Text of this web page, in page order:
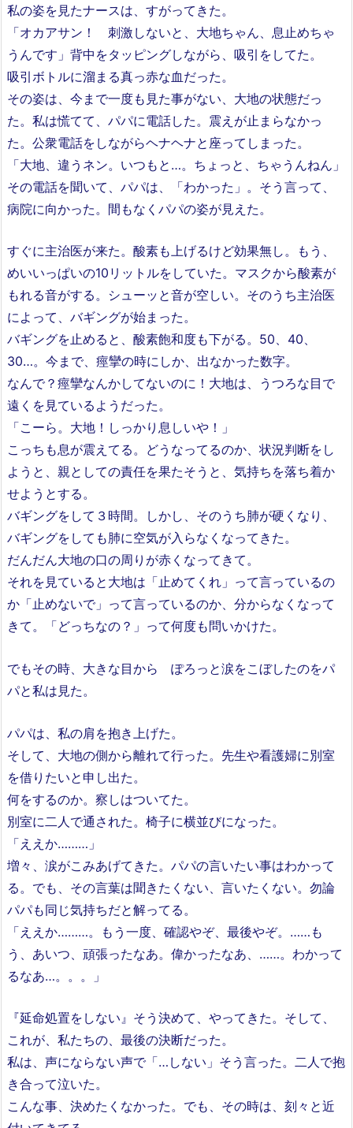
私の姿を見たナースは、すがってきた。
「オカアサン！ 刺激しないと、大地ちゃん、息止めちゃ
うんです」背中をタッピングしながら、吸引をしてた。
吸引ボトルに溜まる真っ赤な血だった。
その姿は、今まで一度も見た事がない、大地の状態だっ
た。私は慌てて、パパに電話した。震えが止まらなかっ
た。公衆電話をしながらヘナヘナと座ってしまった。
「大地、違うネン。いつもと…。ちょっと、ちゃうんねん」
その電話を聞いて、パパは、「わかった」。そう言って、
病院に向かった。間もなくパパの姿が見えた。
すぐに主治医が来た。酸素も上げるけど効果無し。もう、
めいいっぱいの10リットルをしていた。マスクから酸素が
もれる音がする。シューッと音が空しい。そのうち主治医
によって、バギングが始まった。
バギングを止めると、酸素飽和度も下がる。50、40、
30…。今まで、痙攣の時にしか、出なかった数字。
なんで？痙攣なんかしてないのに！大地は、うつろな目で
遠くを見ているようだった。
「こーら。大地！しっかり息しいや！」
こっちも息が震えてる。どうなってるのか、状況判断をし
ようと、親としての責任を果たそうと、気持ちを落ち着か
せようとする。
バギングをして３時間。しかし、そのうち肺が硬くなり、
バギングをしても肺に空気が入らなくなってきた。
だんだん大地の口の周りが赤くなってきて。
それを見ていると大地は「止めてくれ」って言っているの
か「止めないで」って言っているのか、分からなくなって
きて。「どっちなの？」って何度も問いかけた。
でもその時、大きな目から ぽろっと涙をこぼしたのをパ
パと私は見た。
パパは、私の肩を抱き上げた。
そして、大地の側から離れて行った。先生や看護婦に別室
を借りたいと申し出た。
何をするのか。察しはついてた。
別室に二人で通された。椅子に横並びになった。
「ええか………」
増々、涙がこみあげてきた。パパの言いたい事はわかって
る。でも、その言葉は聞きたくない、言いたくない。勿論
パパも同じ気持ちだと解ってる。
「ええか………。もう一度、確認やぞ、最後やぞ。……も
う、あいつ、頑張ったなあ。偉かったなあ、……。わかって
るなあ…。。。」
『延命処置をしない』そう決めて、やってきた。そして、
これが、私たちの、最後の決断だった。
私は、声にならない声で「…しない」そう言った。二人で抱
き合って泣いた。
こんな事、決めたくなかった。でも、その時は、刻々と近